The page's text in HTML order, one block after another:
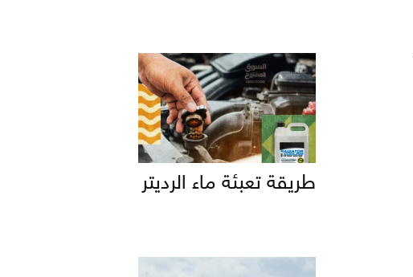
طريقة تعبئة ماء الرديتر